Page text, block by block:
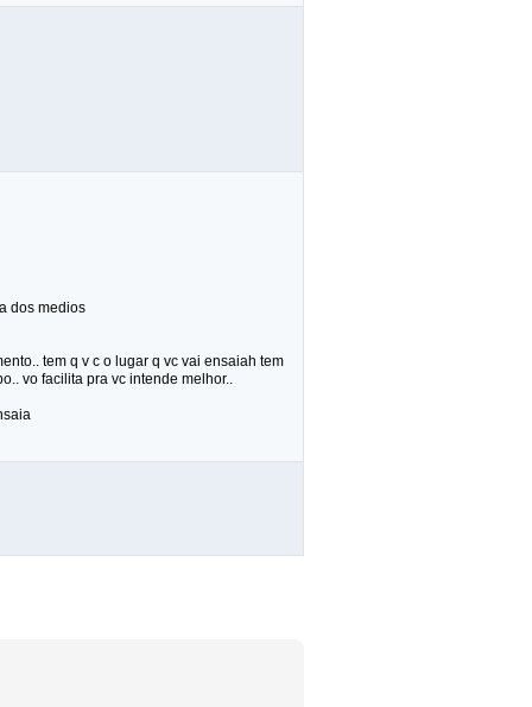
dos medios
tem q v c o lugar q vc vai ensaiah tem
vo facilita pra vc intende melhor..